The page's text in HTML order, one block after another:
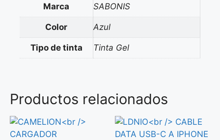
Marca SABONIS
Color Azul
Tipo de tinta Tinta Gel
Productos relacionados